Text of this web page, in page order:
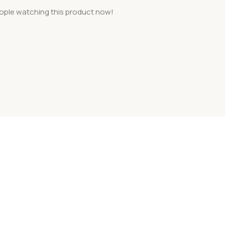
watching this product now!